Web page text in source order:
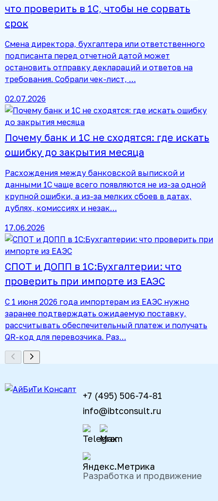
что проверить в 1С, чтобы не сорвать
срок
Смена директора, бухгалтера или ответственного
подписанта перед отчетной датой может
остановить отправку деклараций и ответов на
требования. Собрали чек-лист, …
02.07.2026
Почему банк и 1С не сходятся: где искать
ошибку до закрытия месяца
Расхождения между банковской выпиской и
данными 1С чаще всего появляются не из-за одной
крупной ошибки, а из-за мелких сбоев в датах,
дублях, комиссиях и незак…
17.06.2026
СПОТ и ДОПП в 1С:Бухгалтерии: что
проверить при импорте из ЕАЭС
С 1 июня 2026 года импортерам из ЕАЭС нужно
заранее подтверждать ожидаемую поставку,
рассчитывать обеспечительный платеж и получать
QR-код для перевозчика. Раз…
+7 (495) 506-74-81
info@ibtconsult.ru
Разработка и продвижение